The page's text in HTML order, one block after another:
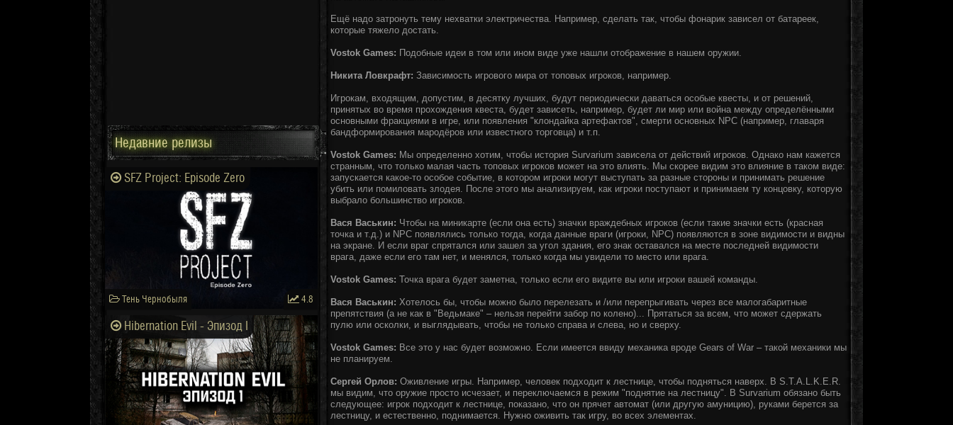
Ещё надо затронуть тему нехватки электричества. Например, сделать так, чтобы фонарик зависел от батареек,
которые тяжело достать.
Vostok Games: Подобные идеи в том или ином виде уже нашли отображение в нашем оружии.
Никита Ловкрафт: Зависимость игрового мира от топовых игроков, например.
Игрокам, входящим, допустим, в десятку лучших, будут периодически даваться особые квесты, и от решений,
принятых во время прохождения квеста, будет зависеть, например, будет ли мир или война между определёнными
основными фракциями в игре, или появления "клондайка артефактов", смерти основных NPC (например, главаря
бандформирования мародёров или известного торговца) и т.п.
Vostok Games: Мы определенно хотим, чтобы история Survarium зависела от действий игроков. Однако нам кажется
странным, что только малая часть топовых игроков может на это влиять. Мы скорее видим это влияние в таком виде:
запускается какое-то особое событие, в котором игроки могут выступать за разные стороны и принимать решение
убить или помиловать злодея. После этого мы анализируем, как игроки поступают и принимаем ту концовку, которую
выбрало большинство игроков.
Вася Васькин: Чтобы на миникарте (если она есть) значки враждебных игроков (если такие значки есть (красная
точка и т.д.) и NPC появлялись только тогда, когда данные враги (игроки, NPC) появляются в зоне видимости и видны
на экране. И если враг спрятался или зашел за угол здания, его знак оставался на месте последней видимости
врага, даже если его там нет, и менялся, только когда мы увидели то место или врага.
Vostok Games: Точка врага будет заметна, только если его видите вы или игроки вашей команды.
Вася Васькин: Хотелось бы, чтобы можно было перелезать и /или перепрыгивать через все малогабаритные
препятствия (а не как в "Ведьмаке" – нельзя перейти забор по колено)... Прятаться за всем, что может сдержать
пулю или осколки, и выглядывать, чтобы не только справа и слева, но и сверху.
Vostok Games: Все это у нас будет возможно. Если имеется ввиду механика вроде Gears of War – такой механики мы
не планируем.
Сергей Орлов: Оживление игры. Например, человек подходит к лестнице, чтобы подняться наверх. В S.T.A.L.K.E.R.
мы видим, что оружие просто исчезает, и переключаемся в режим "поднятие на лестницу". В Survarium обязано быть
следующее: игрок подходит к лестнице, показано, что он прячет автомат (или другую амуницию), руками берется за
лестницу, и естественно, поднимается. Нужно оживить так игру, во всех элементах.
Недавние релизы
SFZ Project: Episode Zero
Тень Чернобыля 4.8
Hibernation Evil - Эпизод I